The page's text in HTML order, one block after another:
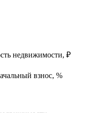
недвижимости, ₽
взнос, %